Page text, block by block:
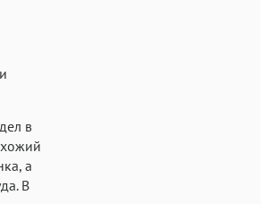
в
а
В